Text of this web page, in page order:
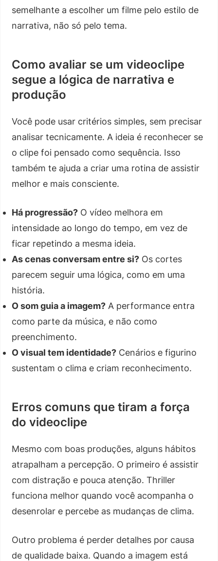
semelhante a escolher um filme pelo estilo de
narrativa, não só pelo tema.
Como avaliar se um videoclipe
segue a lógica de narrativa e
produção
Você pode usar critérios simples, sem precisar
analisar tecnicamente. A ideia é reconhecer se
o clipe foi pensado como sequência. Isso
também te ajuda a criar uma rotina de assistir
melhor e mais consciente.
Há progressão? O vídeo melhora em
intensidade ao longo do tempo, em vez de
ficar repetindo a mesma ideia.
As cenas conversam entre si? Os cortes
parecem seguir uma lógica, como em uma
história.
O som guia a imagem? A performance entra
como parte da música, e não como
preenchimento.
O visual tem identidade? Cenários e figurino
sustentam o clima e criam reconhecimento.
Erros comuns que tiram a força
do videoclipe
Mesmo com boas produções, alguns hábitos
atrapalham a percepção. O primeiro é assistir
com distração e pouca atenção. Thriller
funciona melhor quando você acompanha o
desenrolar e percebe as mudanças de clima.
Outro problema é perder detalhes por causa
de qualidade baixa. Quando a imagem está